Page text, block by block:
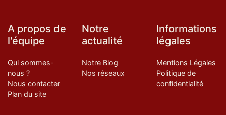
A propos de
l'équipe
Qui sommes-
nous ?
Nous contacter
Plan du site
Notre
actualité
Notre Blog
Nos réseaux
Informations
légales
Mentions Légales
Politique de
confidentialité